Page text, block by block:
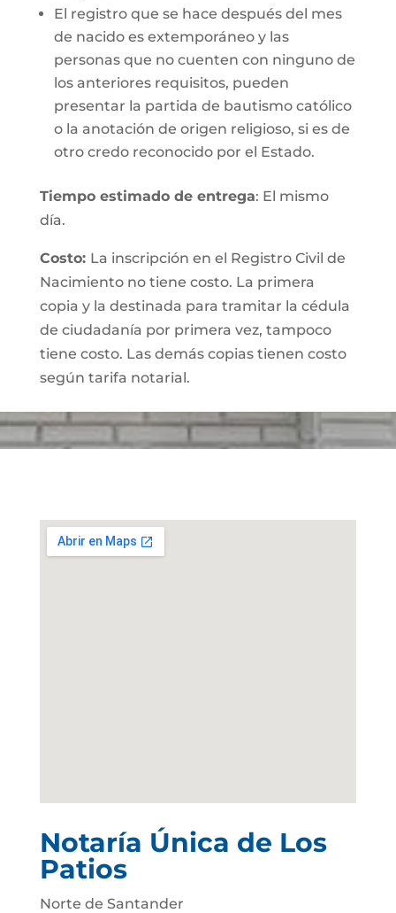
El registro que se hace después del mes
de nacido es extemporáneo y las
personas que no cuenten con ninguno de
los anteriores requisitos, pueden
presentar la partida de bautismo católico
o la anotación de origen religioso, si es de
otro credo reconocido por el Estado.
Tiempo estimado de entrega: El mismo
día.
Costo: La inscripción en el Registro Civil de
Nacimiento no tiene costo. La primera
copia y la destinada para tramitar la cédula
de ciudadanía por primera vez, tampoco
tiene costo. Las demás copias tienen costo
según tarifa notarial.
Notaría Única de Los
Patios
Norte de Santander